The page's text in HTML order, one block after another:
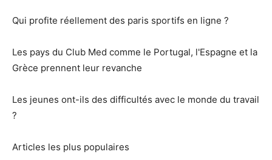
Qui profite réellement des paris sportifs en ligne ?
Les pays du Club Med comme le Portugal, l'Espagne et la
Grèce prennent leur revanche
Les jeunes ont-ils des difficultés avec le monde du travail
?
Articles les plus populaires